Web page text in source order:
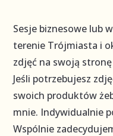
Sesje biznesowe lub
terenie Trójmiasta i
zdjęć na swoją
Jeśli potrzebujesz
swoich produktów
mnie. Indywidualnie
Wspólnie